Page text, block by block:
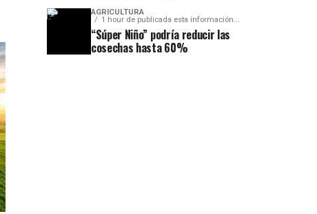
AGRICULTURA
1 hour de publicada esta información...
“Súper Niño” podría reducir las
cosechas hasta 60%